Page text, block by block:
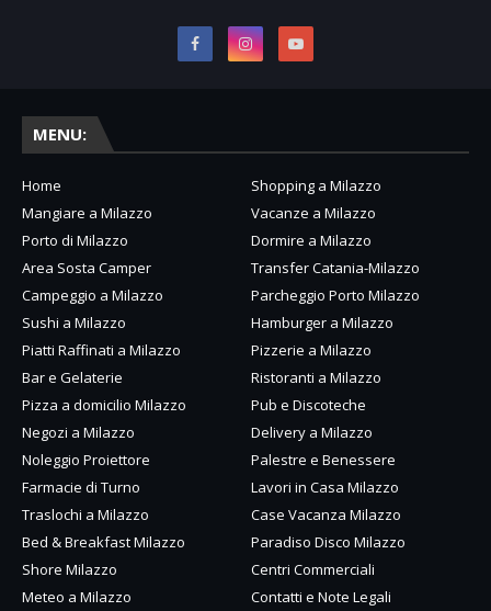
MENU:
Home
Shopping a Milazzo
Mangiare a Milazzo
Vacanze a Milazzo
Porto di Milazzo
Dormire a Milazzo
Area Sosta Camper
Transfer Catania-Milazzo
Campeggio a Milazzo
Parcheggio Porto Milazzo
Sushi a Milazzo
Hamburger a Milazzo
Piatti Raffinati a Milazzo
Pizzerie a Milazzo
Bar e Gelaterie
Ristoranti a Milazzo
Pizza a domicilio Milazzo
Pub e Discoteche
Negozi a Milazzo
Delivery a Milazzo
Noleggio Proiettore
Palestre e Benessere
Farmacie di Turno
Lavori in Casa Milazzo
Traslochi a Milazzo
Case Vacanza Milazzo
Bed & Breakfast Milazzo
Paradiso Disco Milazzo
Shore Milazzo
Centri Commerciali
Meteo a Milazzo
Contatti e Note Legali